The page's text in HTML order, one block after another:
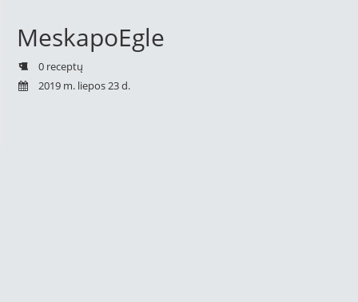
MeskapoEgle
0 receptų
2019 m. liepos 23 d.